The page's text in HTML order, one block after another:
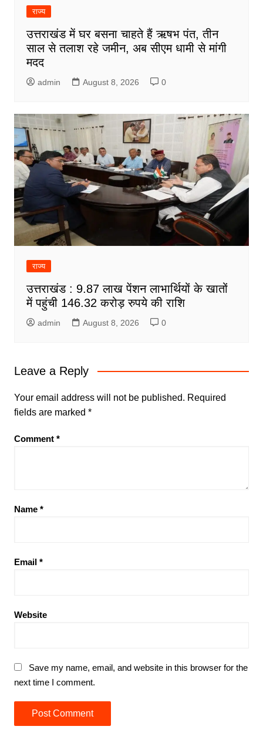
राज्य
उत्तराखंड में घर बसना चाहते हैं ऋषभ पंत, तीन
साल से तलाश रहे जमीन, अब सीएम धामी से मांगी
मदद
admin August 8, 2026 0
राज्य
उत्तराखंड : 9.87 लाख पेंशन लाभार्थियों के खातों
में पहुंची 146.32 करोड़ रुपये की राशि
admin August 8, 2026 0
Leave a Reply
Your email address will not be published. Required
fields are marked *
Comment *
Name *
Email *
Website
Save my name, email, and website in this browser for the
next time I comment.